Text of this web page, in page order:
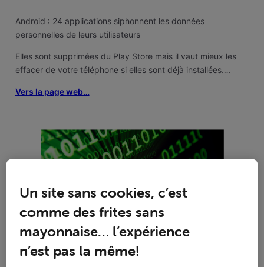
Android : 24 applications siphonnent les données
personnelles de leurs utilisateurs
Elles sont supprimées du Play Store mais il vaut mieux les
effacer de votre téléphone si elles sont déjà installées….
Vers la page web…
Un site sans cookies, c’est
comme des frites sans
mayonnaise… l’expérience
n’est pas la même!